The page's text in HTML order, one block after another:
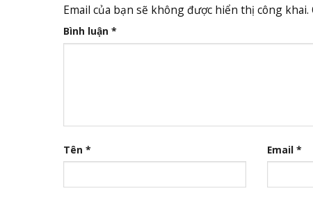
Email của bạn sẽ không được hiển thị công khai.
Bình luận *
Tên * Email *